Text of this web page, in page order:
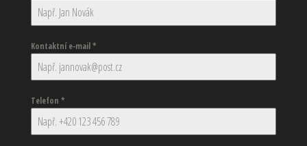
Kontaktní e-mail*
Telefon *